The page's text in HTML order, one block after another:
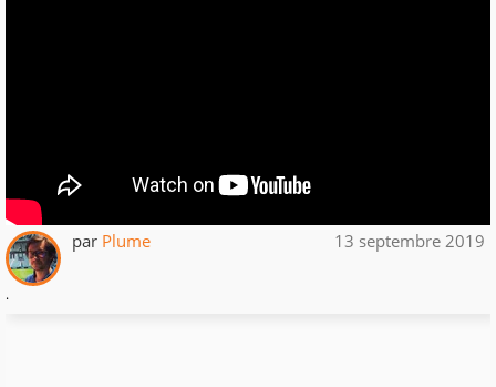
par Plume 13 septembre 2019
.